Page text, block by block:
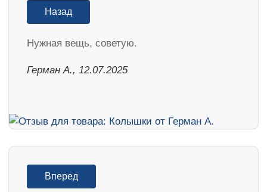
Назад
Нужная вещь, советую.
Герман А., 12.07.2025
Вперед